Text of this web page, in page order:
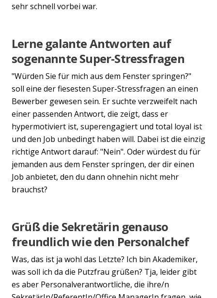
Previous Next
sehr schnell vorbei war.
Lerne galante Antworten auf
sogenannte Super-Stressfragen
"Würden Sie für mich aus dem Fenster springen?"
soll eine der fiesesten Super-Stressfragen an einen
Bewerber gewesen sein. Er suchte verzweifelt nach
einer passenden Antwort, die zeigt, dass er
hypermotiviert ist, superengagiert und total loyal ist
und den Job unbedingt haben will. Dabei ist die einzig
richtige Antwort darauf: "Nein". Oder würdest du für
jemanden aus dem Fenster springen, der dir einen
Job anbietet, den du dann ohnehin nicht mehr
brauchst?
Grüß die Sekretärin genauso
freundlich wie den Personalchef
Was, das ist ja wohl das Letzte? Ich bin Akademiker,
was soll ich da die Putzfrau grüßen? Tja, leider gibt
es aber Personalverantwortliche, die ihre/n